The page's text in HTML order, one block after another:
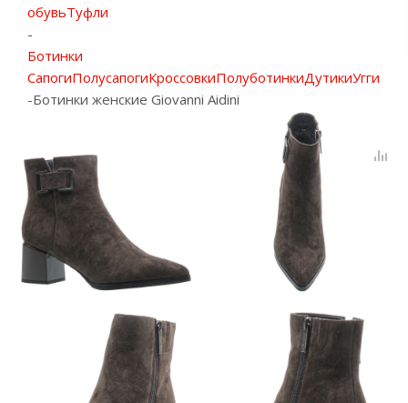
обувьТуфли
-
Ботинки
СапогиПолусапогиКроссовкиПолуботинкиДутикиУгги
-Ботинки женские Giovanni Aidini